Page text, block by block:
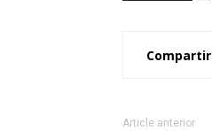
Compartir
Article anterior